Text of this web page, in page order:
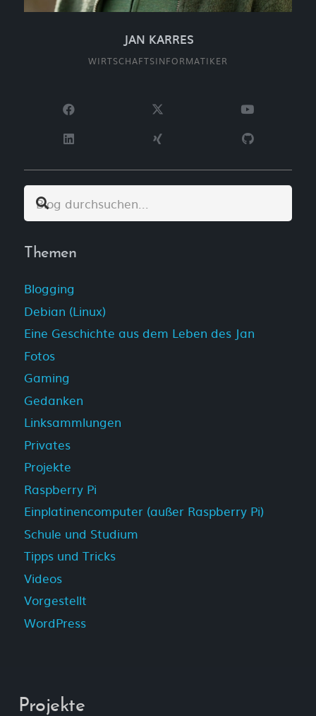
JAN KARRES
WIRTSCHAFTSINFORMATIKER
Themen
Blogging
Debian (Linux)
Eine Geschichte aus dem Leben des Jan
Fotos
Gaming
Gedanken
Linksammlungen
Privates
Projekte
Raspberry Pi
Einplatinencomputer (außer Raspberry Pi)
Schule und Studium
Tipps und Tricks
Videos
Vorgestellt
WordPress
Projekte